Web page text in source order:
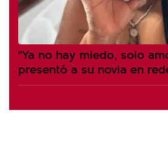
"Ya no hay miedo, solo
presentó a su novia en